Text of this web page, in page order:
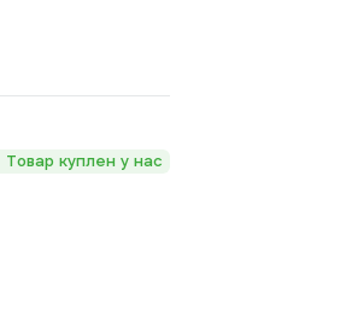
Товар куплен у нас